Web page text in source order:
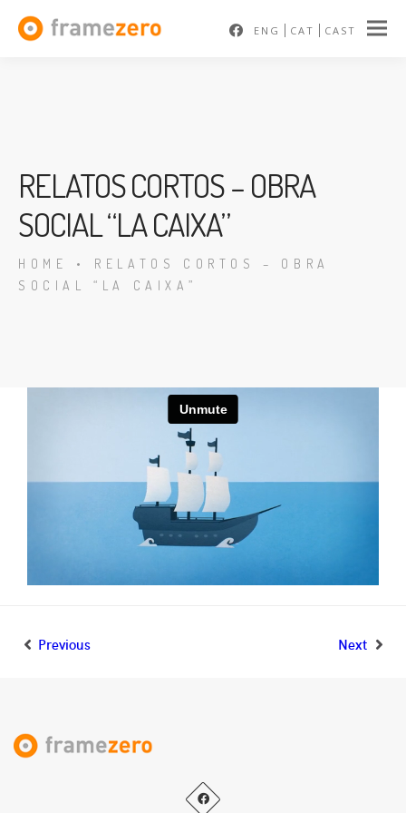
ENG CAT CAST
RELATOS CORTOS – OBRA
SOCIAL “LA CAIXA”
HOME •
RELATOS CORTOS – OBRA
SOCIAL “LA CAIXA”
Previous Next